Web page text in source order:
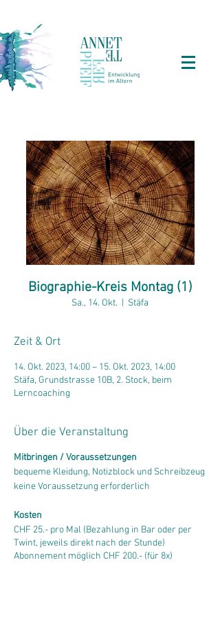
Biographie-Kreis Montag (1)
Sa., 14. Okt. Stäfa
Zeit & Ort
14. Okt. 2023, 14:00 – 15. Okt. 2023, 14:00
Stäfa, Grundstrasse 10B, 2. Stock, beim
Lerncoaching
Über die Veranstaltung
Mitbringen / Voraussetzungen
bequeme Kleidung, Notizblock und Schreibzeug
keine Voraussetzung erforderlich
Kosten
CHF 25.- pro Mal (Bezahlung in Bar oder per
Twint, jeweils direkt nach der Stunde)
Abonnement möglich CHF 200.- (für 8x)